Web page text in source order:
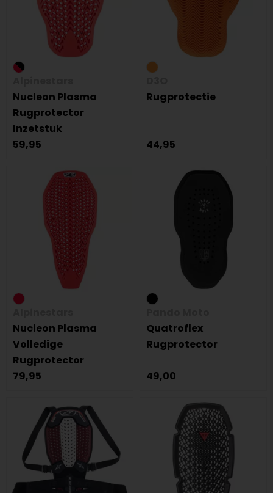
Nucleon Plasma
Rugprotector
Inzetstuk
59,95
Rugprotectie
44,95
Nucleon Plasma
Volledige
Rugprotector
79,95
Quatroflex
Rugprotector
49,00